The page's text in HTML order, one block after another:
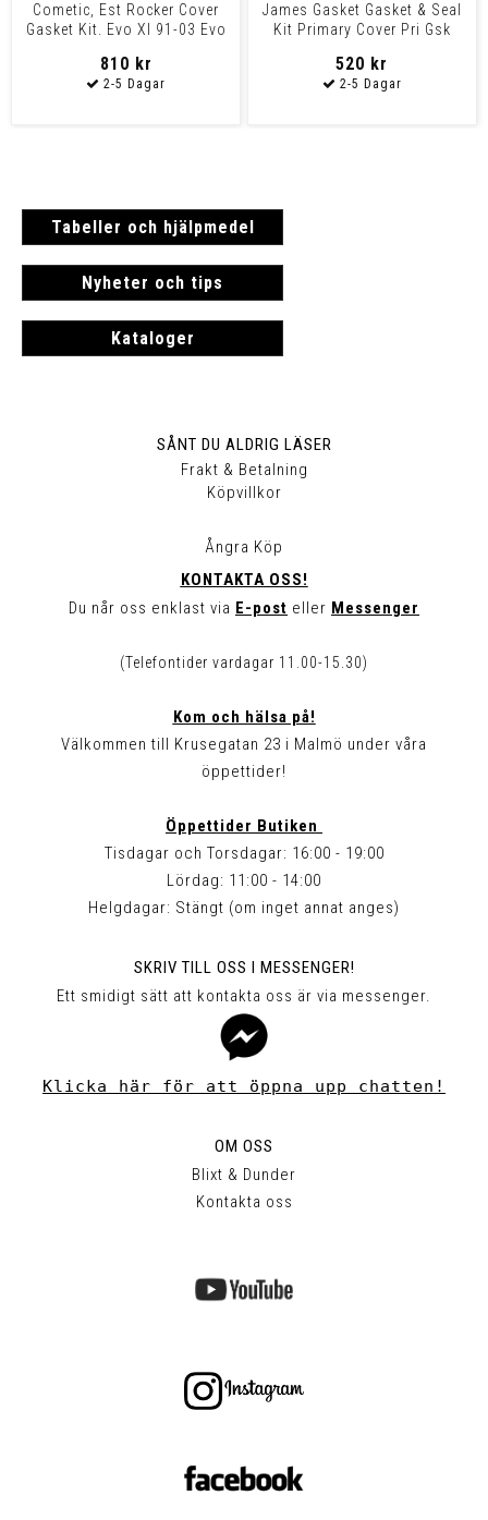
Cometic, Est Rocker Cover
Gasket Kit. Evo Xl 91-03 Evo
810 kr
James Gasket Gasket & Seal
Kit Primary Cover Pri Gsk
520 kr
Tabeller och hjälpmedel
Nyheter och tips
Kataloger
SÅNT DU ALDRIG LÄSER
Frakt & Betalning
Köpvillkor
Ångra Köp
KONTAKTA OSS!
Du når oss enklast via E-post eller Messenger
(Telefontider vardagar 11.00-15.30)
Kom och hälsa på!
Välkommen till Krusegatan 23 i Malmö under våra
öppettider!
Öppettider Butiken
Tisdagar och Torsdagar: 16:00 - 19:00
Lördag: 11:00 - 14:00
Helgdagar: Stängt (om inget annat anges)
SKRIV TILL OSS I MESSENGER!
Ett smidigt sätt att kontakta oss är via messenger.
Klicka här för att öppna upp chatten!
OM OSS
Blixt & Dunder
Kontakta oss